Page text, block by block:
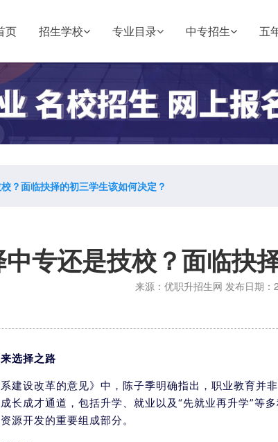
页 招生学校 专业目录 中专招生 五
？面临抉择的初三学生该如何决定？
专还是技校？面临抉
来源：优职升招生网 发布日期
选择之路
建设改革的意见》中，陈子季明确指出，职业教育并
长成才通道，包括升学、就业以及“先就业再升学”等
源开发的重要组成部分。